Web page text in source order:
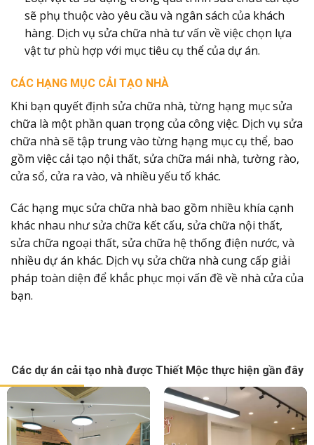
sẽ phụ thuộc vào yêu cầu và ngân sách của khách
hàng. Dịch vụ sửa chữa nhà tư vấn về việc chọn lựa
vật tư phù hợp với mục tiêu cụ thể của dự án.
CÁC HẠNG MỤC CẢI TẠO NHÀ
Khi bạn quyết định sửa chữa nhà, từng hạng mục sửa
chữa là một phần quan trọng của công việc. Dịch vụ sửa
chữa nhà sẽ tập trung vào từng hạng mục cụ thể, bao
gồm việc cải tạo nội thất, sửa chữa mái nhà, tường rào,
cửa sổ, cửa ra vào, và nhiều yếu tố khác.
Các hạng mục sửa chữa nhà bao gồm nhiều khía cạnh
khác nhau như sửa chữa kết cấu, sửa chữa nội thất,
sửa chữa ngoại thất, sửa chữa hệ thống điện nước, và
nhiều dự án khác. Dịch vụ sửa chữa nhà cung cấp giải
pháp toàn diện để khắc phục mọi vấn đề về nhà cửa của
bạn.
Các dự án cải tạo nhà được Thiết Mộc thực hiện gần đây